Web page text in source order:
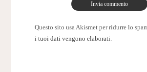
Questo sito usa Akismet per ridurre lo
i tuoi dati vengono elaborati.